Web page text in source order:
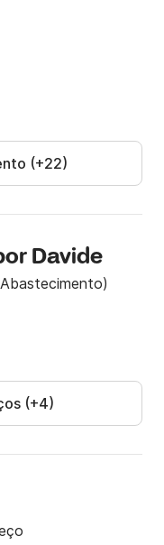
férias mágico!
do Veryta!
(+22)
Davide
(+4)